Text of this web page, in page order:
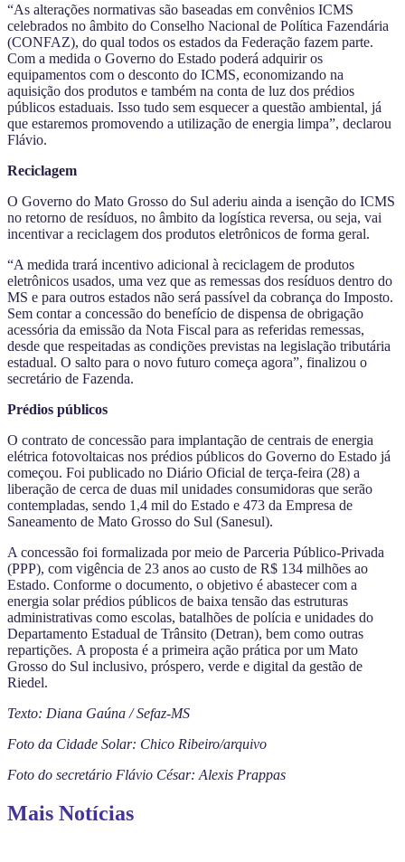
“As alterações normativas são baseadas em convênios ICMS
celebrados no âmbito do Conselho Nacional de Política Fazendária
(CONFAZ), do qual todos os estados da Federação fazem parte.
Com a medida o Governo do Estado poderá adquirir os
equipamentos com o desconto do ICMS, economizando na
aquisição dos produtos e também na conta de luz dos prédios
públicos estaduais. Isso tudo sem esquecer a questão ambiental, já
que estaremos promovendo a utilização de energia limpa”, declarou
Flávio.
Reciclagem
O Governo do Mato Grosso do Sul aderiu ainda a isenção do ICMS
no retorno de resíduos, no âmbito da logística reversa, ou seja, vai
incentivar a reciclagem dos produtos eletrônicos de forma geral.
“A medida trará incentivo adicional à reciclagem de produtos
eletrônicos usados, uma vez que as remessas dos resíduos dentro do
MS e para outros estados não será passível da cobrança do Imposto.
Sem contar a concessão do benefício de dispensa de obrigação
acessória da emissão da Nota Fiscal para as referidas remessas,
desde que respeitadas as condições previstas na legislação tributária
estadual. O salto para o novo futuro começa agora”, finalizou o
secretário de Fazenda.
Prédios públicos
O contrato de concessão para implantação de centrais de energia
elétrica fotovoltaicas nos prédios públicos do Governo do Estado já
começou. Foi publicado no Diário Oficial de terça-feira (28) a
liberação de cerca de duas mil unidades consumidoras que serão
contempladas, sendo 1,4 mil do Estado e 473 da Empresa de
Saneamento de Mato Grosso do Sul (Sanesul).
A concessão foi formalizada por meio de Parceria Público-Privada
(PPP), com vigência de 23 anos ao custo de R$ 134 milhões ao
Estado. Conforme o documento, o objetivo é abastecer com a
energia solar prédios públicos de baixa tensão das estruturas
administrativas como escolas, batalhões de polícia e unidades do
Departamento Estadual de Trânsito (Detran), bem como outras
repartições. A proposta é a primeira ação prática por um Mato
Grosso do Sul inclusivo, próspero, verde e digital da gestão de
Riedel.
Texto: Diana Gaúna /Sefaz-MS
Foto da Cidade Solar: Chico Ribeiro/arquivo
Foto do secretário Flávio César: Alexis Prappas
Mais Notícias